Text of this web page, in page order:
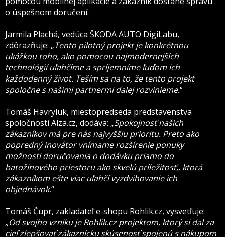
o úspešnom doručení.
Jarmila Plachá, vedúca ŠKODA AUTO DigiLabu,
zdôrazňuje: „Tento pilotný projekt je konkrétnou
ukážkou toho, ako pomocou najmodernejších
technológií uľahčíme a spríjemníme ľuďom ich
každodenný život. Teším sa na to, že tento projekt
spoločne s našimi partnermi ďalej rozvinieme.“
Tomáš Havryluk, miestopredseda predstavenstva
spoločnosti Alza.cz, dodáva: „Spokojnosť našich
zákazníkov má pre nás najvyššiu prioritu. Preto ako
popredný inovátor vnímame rozšírenie ponuky
možnosti doručovania o dodávku priamo do
batožinového priestoru ako skvelú príležitosť,, ktorá
zákazníkom ešte viac uľahčí vyzdvihovanie ich
objednávok.“
Tomáš Čupr, zakladateľ e-shopu Rohlik.cz, vysvetľuje:
„Od svojho vzniku je Rohlik.cz projektom, ktorý si dal za
cieľ zlepšovať zákaznícku skúsenosť spojenú s nákupom